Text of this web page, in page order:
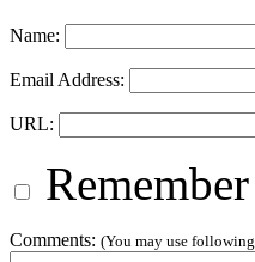
Name:
Email Address:
URL:
Comments: (You may use